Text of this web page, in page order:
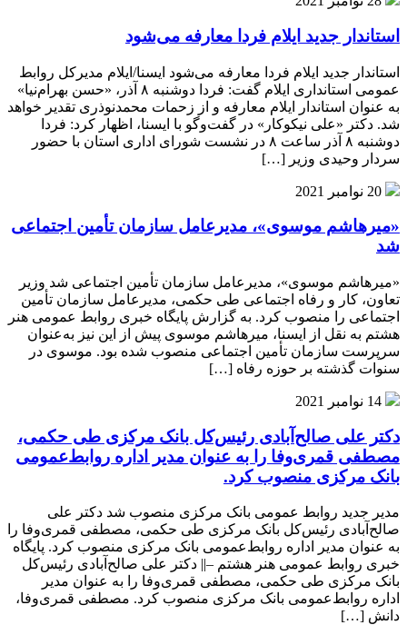
استاندار جدید ایلام فردا معارفه می‌شود
استاندار جدید ایلام فردا معارفه می‌شود ایسنا/ایلام مدیرکل روابط
عمومی استانداری ایلام گفت: فردا دوشنبه ۸ آذر، «حسن بهرام‌نیا»
به عنوان استاندار ایلام معارفه و از زحمات محمدنوذری تقدیر خواهد
شد. دکتر «علی نیکوکار» در گفت‌وگو با ایسنا، اظهار کرد: فردا
دوشنبه ۸ آذر ساعت ۸ در نشست شورای اداری استان با حضور
سردار وحیدی وزیر […]
20 نوامبر 2021
«میرهاشم موسوی»، مدیرعامل سازمان تأمین اجتماعی
شد
«میرهاشم موسوی»، مدیرعامل سازمان تأمین اجتماعی شد وزیر
تعاون، کار و رفاه اجتماعی طی حکمی، مدیرعامل سازمان تأمین
اجتماعی را منصوب کرد. به گزارش پایگاه خبری روابط عمومی هنر
هشتم به نقل از ایسنا، میرهاشم موسوی پیش از این نیز به‌عنوان
سرپرست سازمان تأمین اجتماعی منصوب شده بود. موسوی در
سنوات گذشته بر حوزه رفاه […]
14 نوامبر 2021
دکتر علی صالح‌آبادی رئیس‌کل بانک مرکزی طی حکمی،
مصطفی قمری‌وفا را به عنوان مدیر اداره روابط‌عمومی
بانک مرکزی منصوب کرد.
مدیر جدید روابط عمومی بانک مرکزی منصوب شد دکتر علی
صالح‌آبادی رئیس‌کل بانک مرکزی طی حکمی، مصطفی قمری‌وفا را
به عنوان مدیر اداره روابط‌عمومی بانک مرکزی منصوب کرد. پایگاه
خبری روابط عمومی هنر هشتم –|| دکتر علی صالح‌آبادی رئیس‌کل
بانک مرکزی طی حکمی، مصطفی قمری‌وفا را به عنوان مدیر
اداره روابط‌عمومی بانک مرکزی منصوب کرد. مصطفی قمری‌وفا،
دانش […]